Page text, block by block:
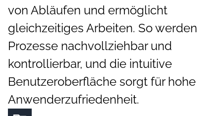
von Abläufen und ermöglicht
gleichzeitiges Arbeiten. So werden
Prozesse nachvollziehbar und
kontrollierbar, und die intuitive
Benutzeroberfläche sorgt für hohe
Anwenderzufriedenheit.